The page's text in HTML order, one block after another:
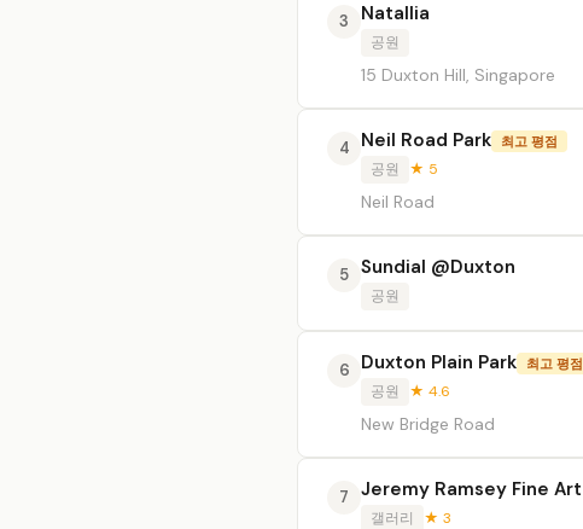
3 Natallia
공원
15 Duxton Hill, Singapore
4 Neil Road Park 최고 평점
공원 ★ 5
Neil Road
5 Sundial @Duxton
공원
6 Duxton Plain Park 최고 평점
공원 ★ 4.6
New Bridge Road
7 Jeremy Ramsey Fine Art
갤러리 ★ 3